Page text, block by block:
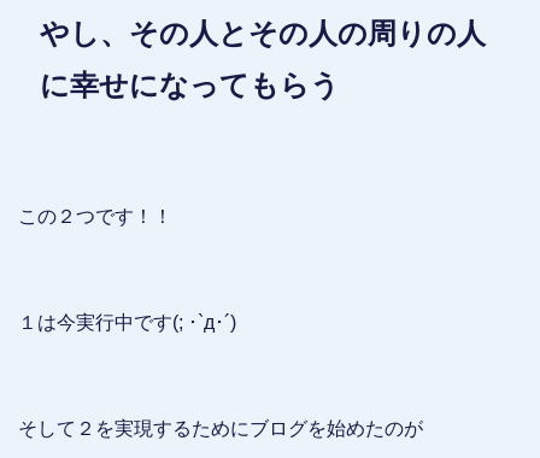
やし、その人とその人の周りの人
に幸せになってもらう
この２つです！！
１は今実行中です(; ･`д･´)
そして２を実現するためにブログを始めたのが